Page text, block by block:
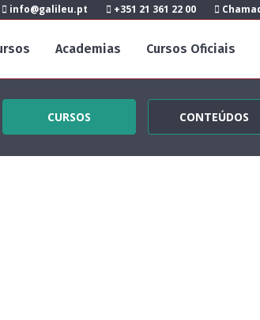
info@galileu.pt +351 21 361 22 00
Academias Cursos Oficiais
CURSOS CONTEÚDOS